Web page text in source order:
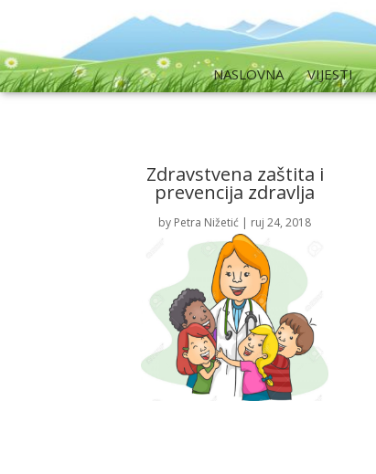
NASLOVNA VIJESTI
Zdravstvena zaštita i
prevencija zdravlja
by Petra Nižetić | ruj 24, 2018